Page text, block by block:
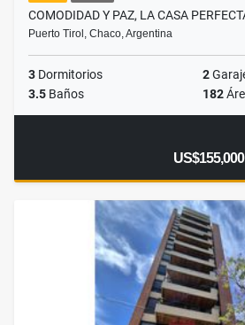
COMODIDAD Y PAZ, LA CASA
Puerto Tirol, Chaco, Argentina
3 Dormitorios 2
3.5 Baños 182
US$155,000